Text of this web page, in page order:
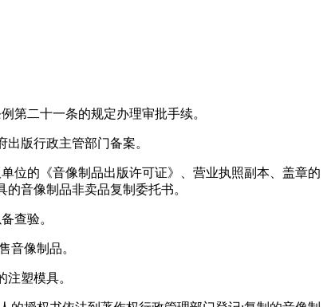
第二十一条的规定办理审批手续。
版行政主管部门备案。
位的《音像制品出版许可证》、营业执照副本、盖章的
音像制品非卖品复制委托书。
查验。
音像制品。
塑模具。